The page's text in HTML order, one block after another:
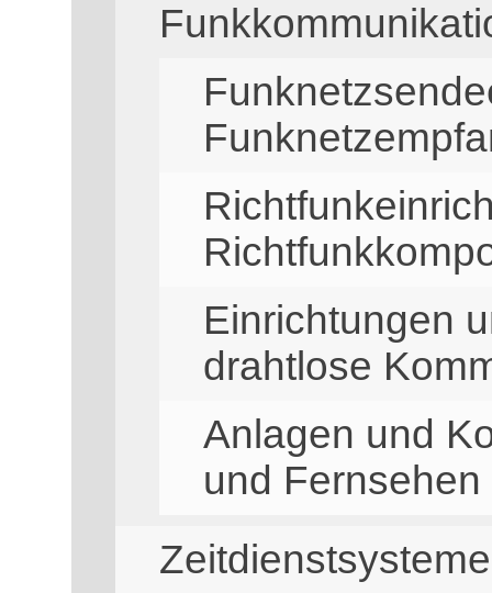
Einrichtungen
drahtlose
Anlagen und
und Fernsehen